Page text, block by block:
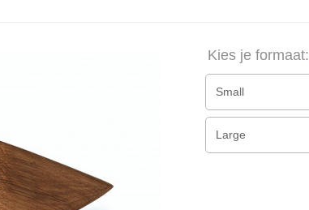
Kies je formaat:
Small
Large